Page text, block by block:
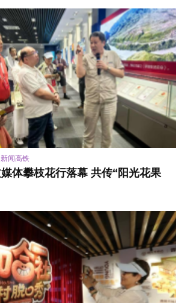
新闻高铁
体攀枝花行落幕 共传“阳光花果